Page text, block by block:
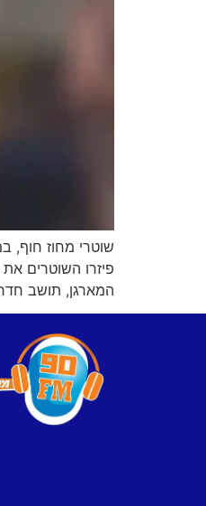
שוטרי מחוז
פיזרו השוטרים
המארגן, תושב חדרה בן 32, עוכב